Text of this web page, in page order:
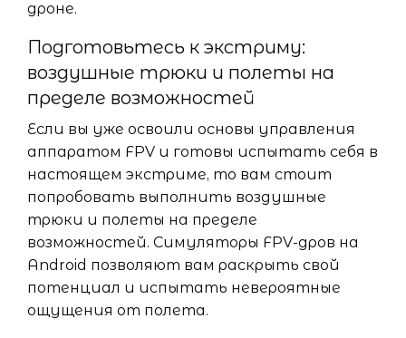
дроне.
Подготовьтесь к экстриму:
воздушные трюки и полеты на
пределе возможностей
Если вы уже освоили основы управления
аппаратом FPV и готовы испытать себя в
настоящем экстриме, то вам стоит
попробовать выполнить воздушные
трюки и полеты на пределе
возможностей. Симуляторы FPV-дров на
Android позволяют вам раскрыть свой
потенциал и испытать невероятные
ощущения от полета.